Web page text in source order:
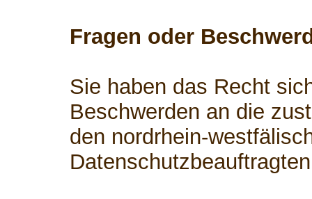
Fragen oder
Sie haben das Recht
Beschwerden an die
den nordrhein-